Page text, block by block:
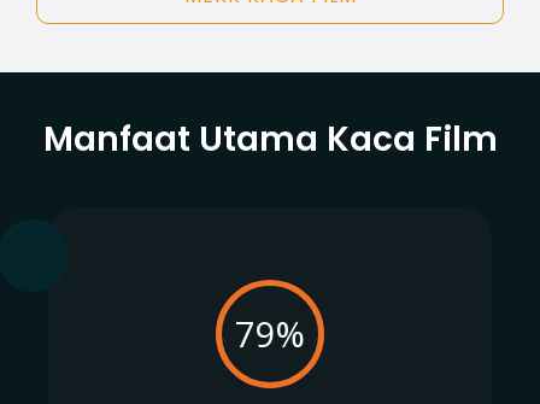
Manfaat Utama Kaca Film
79%